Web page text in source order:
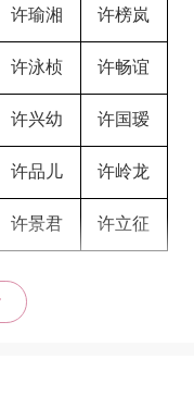
许瑜湘 许榜岚
许泳桢 许畅谊
许兴幼 许国瑷
许品儿 许岭龙
许景君 许立征
许芯祎